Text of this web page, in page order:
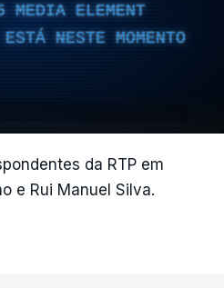
MEDIA ELEMENT
NESTE MOMENTO
da RTP em
e Rui Manuel Silva.